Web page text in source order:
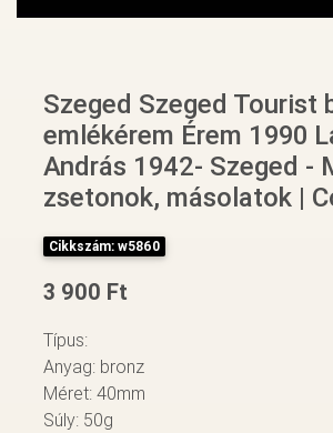
Szeged Szeged Tourist
emlékérem Érem 1990
András 1942- Szeged -
zsetonok, másolatok |
Cikkszám: w5860
3 900 Ft
Típus:
Anyag: bronz
Méret: 40mm
Súly: 50g